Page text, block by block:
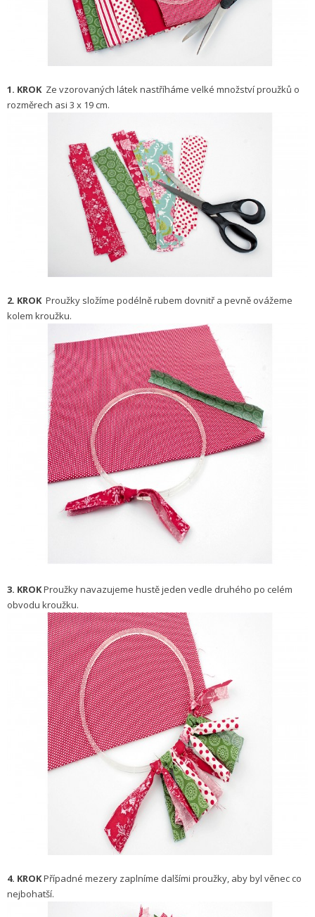
1. KROK Ze vzorovaných látek nastříháme velké množství proužků o
rozměrech asi 3 x 19 cm.
2. KROK Proužky složíme podélně rubem dovnitř a pevně ovážeme
kolem kroužku.
3. KROKProužky navazujeme hustě jeden vedle druhého po celém
obvodu kroužku.
4. KROKPřípadné mezery zaplníme dalšími proužky, aby byl věnec co
nejbohatší.